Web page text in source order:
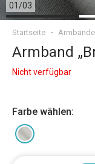
01 /03
Startseite
Armband
Nicht verfügbar
Farbe wählen: